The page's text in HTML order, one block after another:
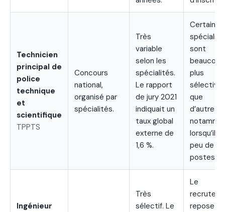
Technicien
principal de
police
technique
et
scientifique
TPPTS
Concours
national,
organisé par
spécialités.
Très
variable
selon les
spécialités.
Le rapport
de jury 2021
indiquait un
taux global
externe de
1,6 %.
Certaines
sont
beaucoup
plus
que
d’autres,
lorsqu’il y
peu de
postes.
Ingénieur
Très
sélectif. Le
Le
repose